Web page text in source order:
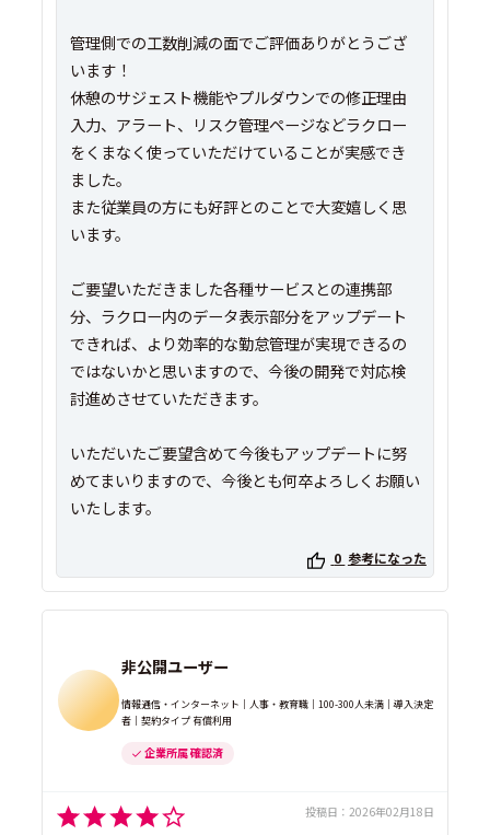
管理側での工数削減の面でご評価ありがとうござ
います！
休憩のサジェスト機能やプルダウンでの修正理由
入力、アラート、リスク管理ページなどラクロー
をくまなく使っていただけていることが実感でき
ました。
また従業員の方にも好評とのことで大変嬉しく思
います。
ご要望いただきました各種サービスとの連携部
分、ラクロー内のデータ表示部分をアップデート
できれば、より効率的な勤怠管理が実現できるの
ではないかと思いますので、今後の開発で対応検
討進めさせていただきます。
いただいたご要望含めて今後もアップデートに努
めてまいりますので、今後とも何卒よろしくお願い
いたします。
0 参考になった
非公開ユーザー
情報通信・インターネット｜人事・教育職｜100-300人未満｜導入決定
者｜契約タイプ 有償利用
企業所属 確認済
投稿日： 2026年02月18日